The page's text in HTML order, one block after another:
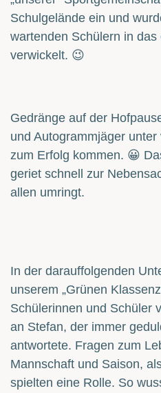
Schulgelände ein und
wartenden Schülern in das
verwickelt. 😉
Gedränge auf der
und Autogrammjäger
zum Erfolg kommen. 😀
geriet schnell zur
allen umringt.
In der darauffolgenden
unserem „Grünen
Schülerinnen und Schüler
an Stefan, der immer
antwortete. Fragen zum
Mannschaft und Saison,
spielten eine Rolle. So